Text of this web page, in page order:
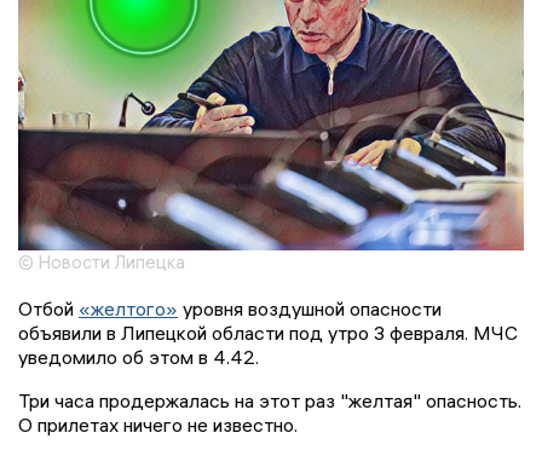
© Новости Липецка
Отбой «желтого» уровня воздушной опасности
объявили в Липецкой области под утро 3 февраля. МЧС
уведомило об этом в 4.42.
Три часа продержалась на этот раз "желтая" опасность.
О прилетах ничего не известно.